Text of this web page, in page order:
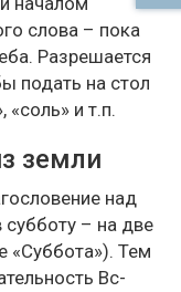
слова – пока
Разрешается
подать на стол
и т.п.
земли
над
субботу – на две
«Суббота»). Тем
Вс-